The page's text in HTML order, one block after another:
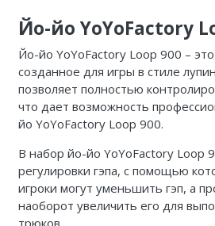
Йо-йо YoYoFactory
Йо-йо YoYoFactory Loop 900 –
созданное для игры в стиле
позволяет полностью
что дает возможность
йо YoYoFactory Loop 900.
В набор йо-йо YoYoFactory Loop
регулировки гэпа, с помощью
игроки могут уменьшить гэп, а
наоборот увеличить его для